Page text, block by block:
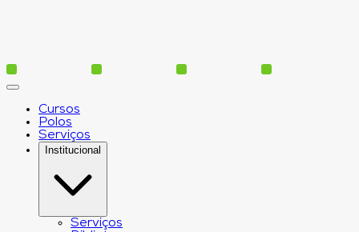
Cursos
Polos
Serviços
Institucional
Serviços